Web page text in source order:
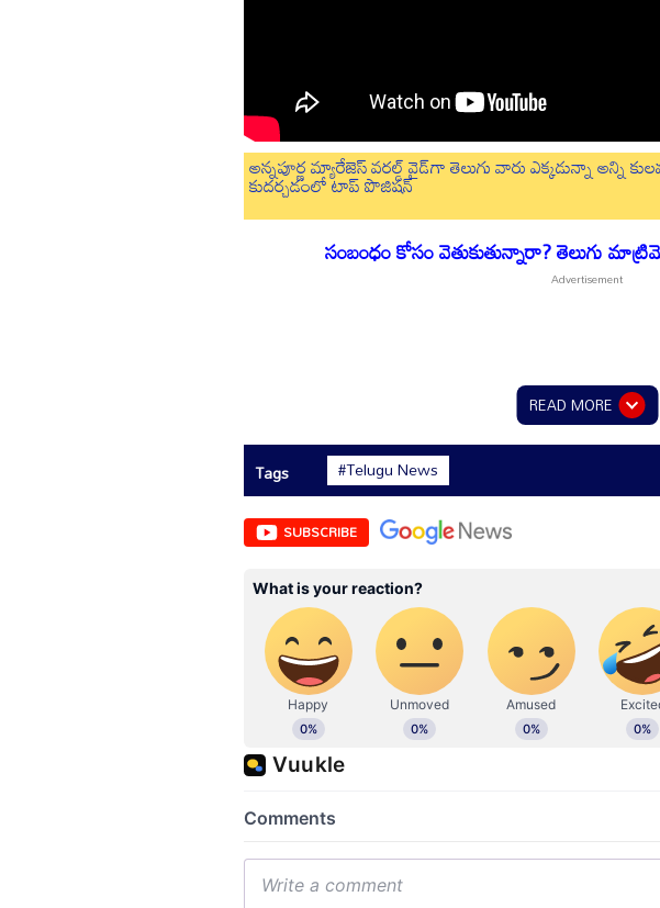
అన్నపూర్ణ మ్యారేజెస్ వరల్డ్ వైడ్‌గా తెలుగు వారు ఎక్కడున్నా అన్ని
కుదర్చడంలో టాప్ పొజిషన్
సంబంధం కోసం వెతుకుతున్నారా? తెలుగు
READ MORE
Tags #Telugu News
SUBSCRIBE